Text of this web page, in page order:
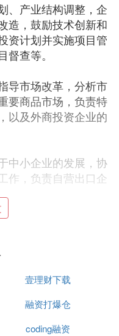
、产业结构调整，企
造，鼓励技术创新和
资计划并实施项目管
查等。
导市场改革，分析市
要商品市场，负责特
以及外商投资企业的
中小企业的发展，协
作，负责自营出口企
获 5000 万元
个月的时间，近日融
万维技术有限公
此轮融资由具
股东北京冰青跟
东也纷纷参与跟投。
壹理财下载
融资打爆仓
coding融资